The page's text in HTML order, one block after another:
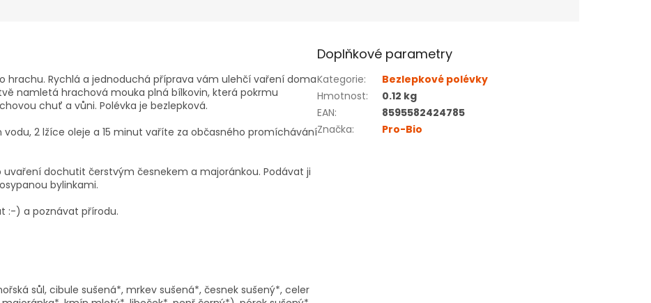
hrachu. Rychlá a jednoduchá příprava vám ulehčí vaření doma
namletá hrachová mouka plná bílkovin, která pokrmu
chuť a vůni. Polévka je bezlepková.
2 lžíce oleje a 15 minut vaříte za občasného promíchávání
dochutit čerstvým česnekem a majoránkou. Podávat ji
bylinkami.
:-) a poznávat přírodu.
sůl, cibule sušená*, mrkev sušená*, česnek sušený*, celer
Doplňkové parametry
Kategorie:
Bezlepkové polévky
Hmotnost:
0.12 kg
EAN:
8595582424785
Značka: Pro-Bio